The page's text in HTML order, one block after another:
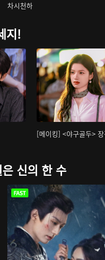
차시천하
지!
[메이킹] <야구골두>
신의 한 수